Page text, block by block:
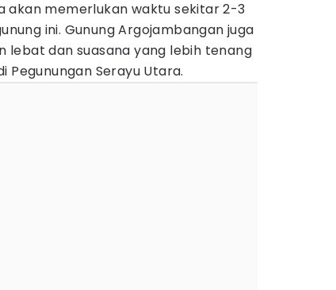
akan memerlukan waktu sekitar 2-3
ini. Gunung Argojambangan juga
lebat dan suasana yang lebih tenang
Pegunungan Serayu Utara.